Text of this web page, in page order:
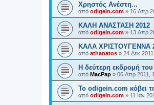
Χρηστός Ανέστη...
από odigein.com » 16 Απρ
ΚΑΛΗ ΑΝΑΣΤΑΣΗ 2012
από odigein.com » 13 Απρ
ΚΑΛΑ ΧΡΙΣΤΟΥΓΕΝΝΑ
από athanatos » 24 Δεκ
Η δεύτερη εκδρομή
από MacPap » 06 Απρ 2011,
Το odigein.com κόβει
από odigein.com » 11 Ιαν